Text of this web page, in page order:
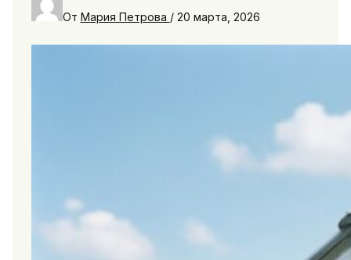
От Мария Петрова / 20 марта, 2026